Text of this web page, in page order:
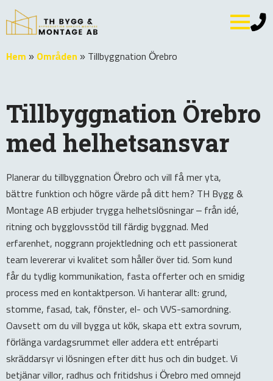
Hem » Områden » Tillbyggnation Örebro
Tillbyggnation Örebro
med helhetsansvar
Planerar du tillbyggnation Örebro och vill få mer yta,
bättre funktion och högre värde på ditt hem? TH Bygg &
Montage AB erbjuder trygga helhetslösningar – från idé,
ritning och bygglovsstöd till färdig byggnad. Med
erfarenhet, noggrann projektledning och ett passionerat
team levererar vi kvalitet som håller över tid. Som kund
får du tydlig kommunikation, fasta offerter och en smidig
process med en kontaktperson. Vi hanterar allt: grund,
stomme, fasad, tak, fönster, el- och VVS-samordning.
Oavsett om du vill bygga ut kök, skapa ett extra sovrum,
förlänga vardagsrummet eller addera ett entréparti
skräddarsyr vi lösningen efter ditt hus och din budget. Vi
betjänar villor, radhus och fritidshus i Örebro med omnejd